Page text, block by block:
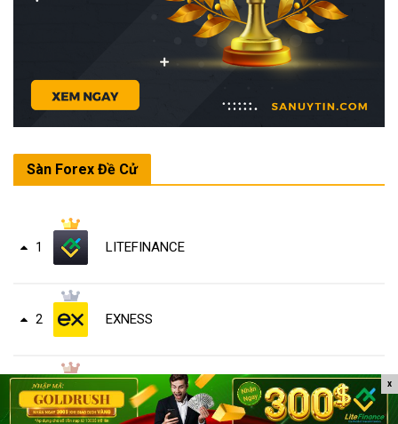
Sàn Forex Đề Cử
1 LITEFINANCE
2 EXNESS
3 INTERACTIVE BROKERS x